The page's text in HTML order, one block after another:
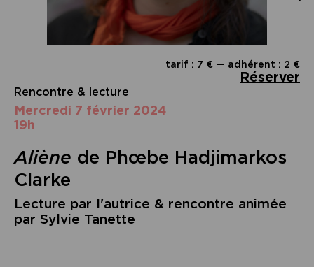
tarif : 7 € — adhérent : 2 €
Réserver
Rencontre & lecture
mercredi 7 février 2024
19h
Aliène de Phœbe Hadjimarkos
Clarke
Lecture par l'autrice & rencontre animée
par Sylvie Tanette